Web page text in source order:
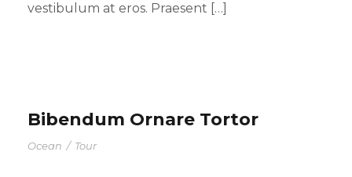
vestibulum at eros. Praesent […]
Bibendum Ornare Tortor
Ocean / Tour